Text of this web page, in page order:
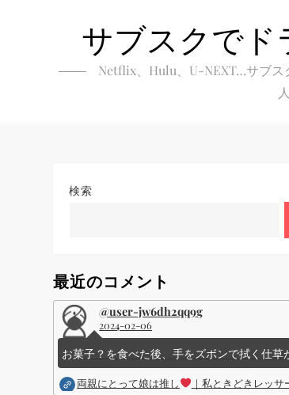
サブスクでド
Netflix、Hulu、U-NEXT…サブス
検索
最近のコメント
@user-jw6dh2qq9g
2024-02-06
お菓子？を食べた後、手をズボンで拭く仕草
両親にとって娘は推し ｜私ときどきレッサ